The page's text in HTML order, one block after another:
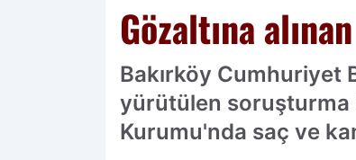
Gözaltına
Bakırköy Cumhuriyet
yürütülen soruşturma
Kurumu'nda saç ve